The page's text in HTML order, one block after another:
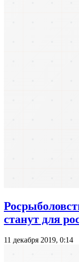
станут для
11 декабря 2019, 0:14